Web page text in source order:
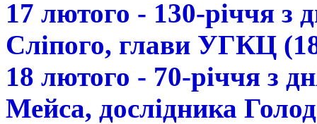
17 лютого - 130-річчя з
Сліпого, глави УГКЦ
18 лютого - 70-річчя з
Мейса, дослідника